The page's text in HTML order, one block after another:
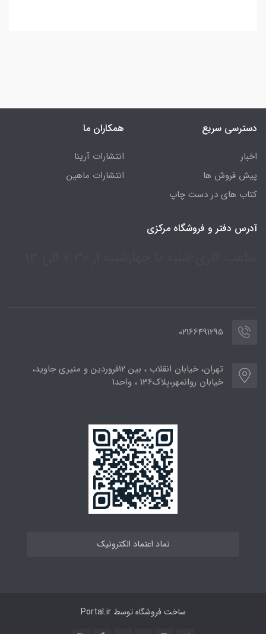
دسترسی سریع
اخبار
پیش فروش ها
کتاب های در دست چاپ
همکاران ما
انتشارات آرینا
انتشارات ماهین
آدرس دفتر و فروشگاه مرکزی
02166491295
تهران، خیابان انقلاب ، بین 12فروردین و منیری جاوید،
خیابان روانمهر،پلاک136 ، واحد1
نماد اعتماد الکترونیک
ساخت فروشگاه توسطPortal.ir